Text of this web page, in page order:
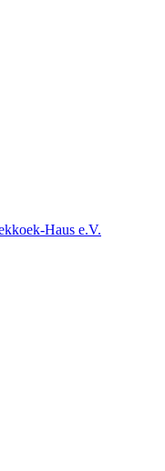
Haus e.V.